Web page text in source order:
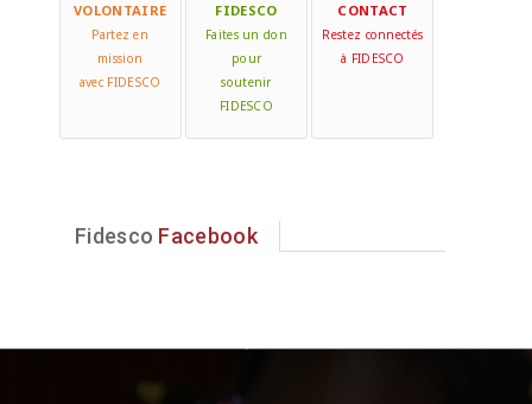
VOLONTAIRE
Partez en
mission
avec FIDESCO
FIDESCO
Faites un don
pour
soutenir
FIDESCO
CONTACT
Restez connectés
à FIDESCO
Fidesco Facebook